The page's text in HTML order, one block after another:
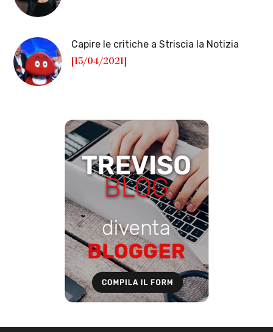
Capire le critiche a Striscia la Notizia
[15/04/2021]